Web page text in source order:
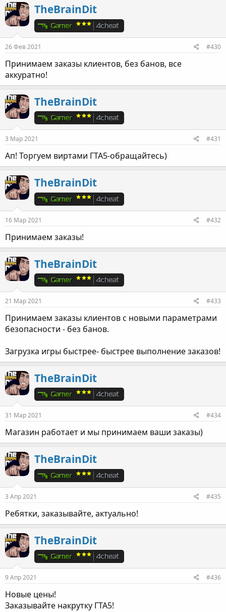
TheBrainDit
26 Фев 2021 #430
Принимаем заказы клиентов, без банов, все
аккуратно!
TheBrainDit
3 Мар 2021 #431
Ап! Торгуем виртами ГТА5-обращайтесь)
TheBrainDit
16 Мар 2021 #432
Принимаем заказы!
TheBrainDit
21 Мар 2021 #433
Принимаем заказы клиентов с новыми параметрами
безопасности - без банов.
Загрузка игры быстрее- быстрее выполнение заказов!
TheBrainDit
31 Мар 2021 #434
Магазин работает и мы принимаем ваши заказы)
TheBrainDit
3 Апр 2021 #435
Ребятки, заказывайте, актуально!
TheBrainDit
9 Апр 2021 #436
Новые цены!
Заказывайте накрутку ГТА5!